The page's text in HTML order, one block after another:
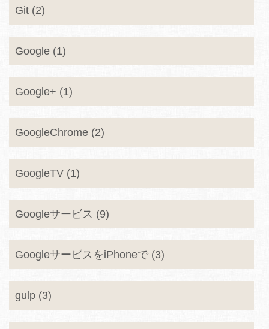
Git (2)
Google (1)
Google+ (1)
GoogleChrome (2)
GoogleTV (1)
Googleサービス (9)
GoogleサービスをiPhoneで (3)
gulp (3)